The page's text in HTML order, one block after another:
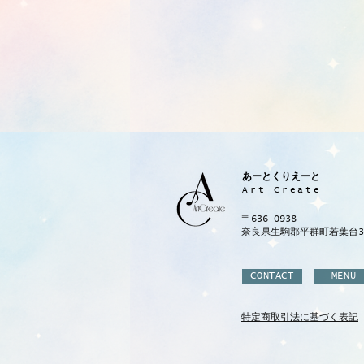
あーとくりえーと
Art Create
〒636-0938
奈良県生駒郡平群町若葉
CONTACT MENU
特定商取引法に基づく表記